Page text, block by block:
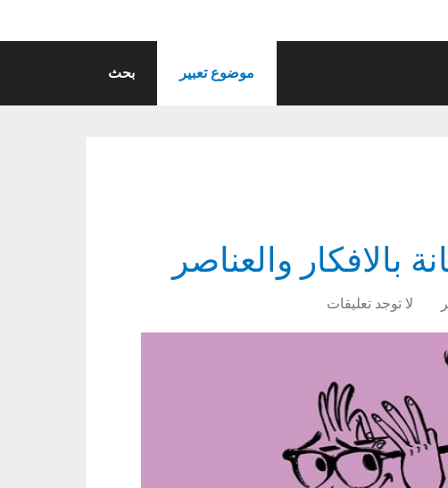
موضوع تعبير بحث
بالافكار والعناصر
لا توجد تعليقات